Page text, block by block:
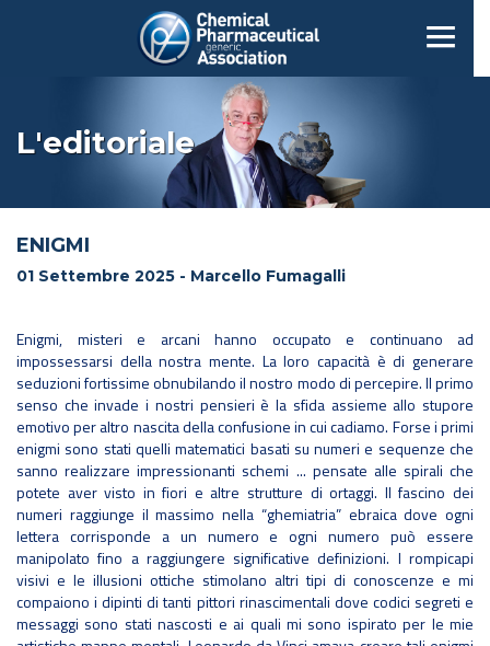
L'editoriale
ENIGMI
01 Settembre 2025 - Marcello Fumagalli
Enigmi, misteri e arcani hanno occupato e continuano ad
impossessarsi della nostra mente. La loro capacità è di generare
seduzioni fortissime obnubilando il nostro modo di percepire. Il primo
senso che invade i nostri pensieri è la sfida assieme allo stupore
emotivo per altro nascita della confusione in cui cadiamo. Forse i primi
enigmi sono stati quelli matematici basati su numeri e sequenze che
sanno realizzare impressionanti schemi ... pensate alle spirali che
potete aver visto in fiori e altre strutture di ortaggi. Il fascino dei
numeri raggiunge il massimo nella “ghemiatria” ebraica dove ogni
lettera corrisponde a un numero e ogni numero può essere
manipolato fino a raggiungere significative definizioni. I rompicapi
visivi e le illusioni ottiche stimolano altri tipi di conoscenze e mi
compaiono i dipinti di tanti pittori rinascimentali dove codici segreti e
messaggi sono stati nascosti e ai quali mi sono ispirato per le mie